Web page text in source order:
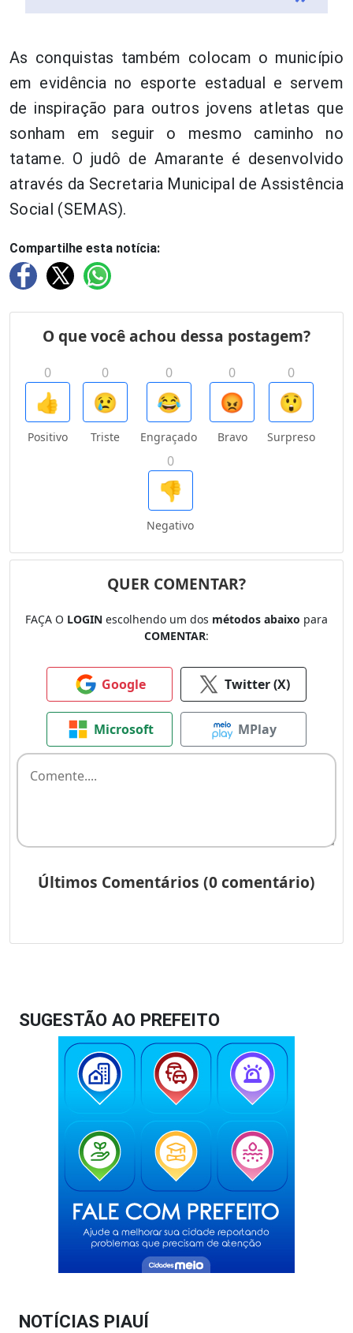
As conquistas também colocam o município
em evidência no esporte estadual e servem
de inspiração para outros jovens atletas que
sonham em seguir o mesmo caminho no
tatame. O judô de Amarante é desenvolvido
através da Secretaria Municipal de Assistência
Social (SEMAS).
Compartilhe esta notícia:
SUGESTÃO AO PREFEITO
NOTÍCIAS PIAUÍ